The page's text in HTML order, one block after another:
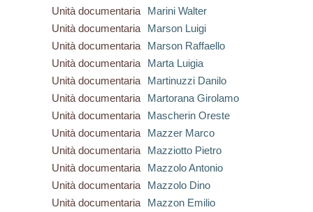
Unità documentaria
Marini Walter
Unità documentaria
Marson Luigi
Unità documentaria
Marson Raffaello
Unità documentaria
Marta Luigia
Unità documentaria
Martinuzzi Danilo
Unità documentaria
Martorana Girolamo
Unità documentaria
Mascherin Oreste
Unità documentaria
Mazzer Marco
Unità documentaria
Mazziotto Pietro
Unità documentaria
Mazzolo Antonio
Unità documentaria
Mazzolo Dino
Unità documentaria
Mazzon Emilio